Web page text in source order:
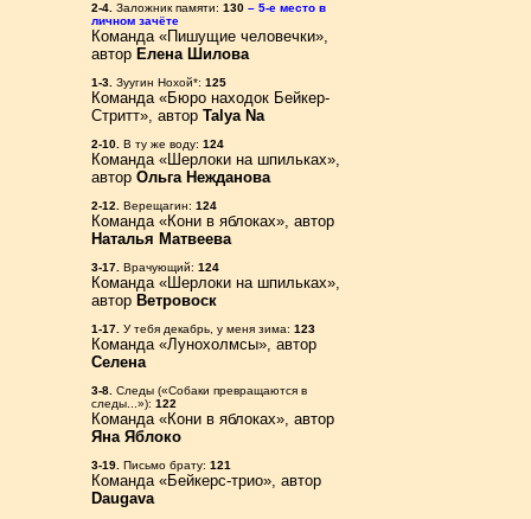
2-4. Заложник памяти:130 – 5-е место в
личном зачёте
Команда «Пишущие человечки»,
автор Елена Шилова
1-3. Зуугин Нохой*:125
Команда «Бюро находок Бейкер-
Стритт», авторTalya Na
2-10. В ту же воду:124
Команда «Шерлоки на шпильках»,
авторОльга Нежданова
2-12. Верещагин:124
Команда «Кони в яблоках», автор
Наталья Матвеева
3-17. Врачующий:124
Команда «Шерлоки на шпильках»,
автор Ветровоск
1-17. У тебя декабрь, у меня зима:123
Команда «Лунохолмсы», автор
Селена
3-8. Следы («Собаки превращаются в
следы...»):122
Команда «Кони в яблоках», автор
Яна Яблоко
3-19. Письмо брату:121
Команда «Бейкерс-трио», автор
Daugava